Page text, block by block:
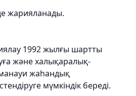
жарияланады.
1992 жылғы шартты
және халықаралық-
жаһандық
мүмкіндік береді.